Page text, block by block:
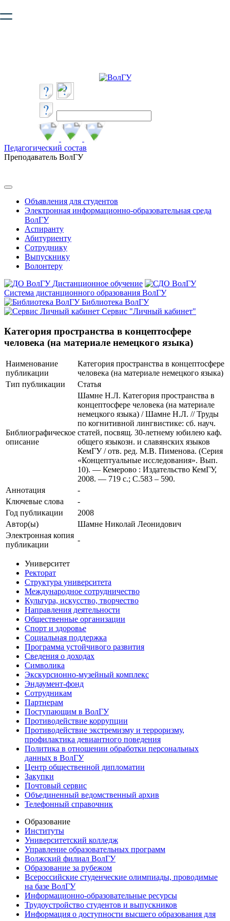
безопасную работу с сайтом. Пожалуйста
Педагогический состав
Преподаватель ВолГУ
Объявления для студентов
Электронная информационно-образовательная среда
ВолГУ
Аспиранту
Абитуриенту
Сотруднику
Выпускнику
Волонтеру
Дистанционное обучение
Система дистанционного образования ВолГУ
Библиотека ВолГУ
Сервис "Личный кабинет"
Категория пространства в концептосфере
человека (на материале немецкого языка)
Наименование
публикации
Категория пространства в концептосфере
человека (на материале немецкого языка)
Тип публикации
Статья
Библиографическое
описание
Шамне Н.Л. Категория пространства в
концептосфере человека (на материале
немецкого языка) / Шамне Н.Л. // Труды
по когнитивной лингвистике: сб. науч.
статей, посвящ. 30-летнему юбилею каф.
общего языкозн. и славянских языков
КемГУ / отв. ред. М.В. Пименова. (Серия
«Концептуальные исследования». Вып.
10). — Кемерово : Издательство КемГУ,
2008. — 719 с.; С.583 – 590.
Аннотация
-
Ключевые cлова
-
Год публикации
2008
Автор(ы)
Шамне Николай Леонидович
Электронная копия
публикации
-
Университет
Ректорат
Структура университета
Международное сотрудничество
Культура, искусство, творчество
Направления деятельности
Общественные организации
Спорт и здоровье
Социальная поддержка
Программа устойчивого развития
Сведения о доходах
Символика
Экскурсионно-музейный комплекс
Эндаумент-фонд
Сотрудникам
Партнерам
Поступающим в ВолГУ
Противодействие коррупции
Противодействие экстремизму и терроризму,
профилактика девиантного поведения
Политика в отношении обработки персональных
данных в ВолГУ
Центр общественной дипломатии
Закупки
Почтовый сервис
Объединенный ведомственный архив
Телефонный справочник
Образование
Институты
Университетский колледж
Управление образовательных программ
Волжский филиал ВолГУ
Образование за рубежом
Всероссийские студенческие олимпиады, проводимые
на базе ВолГУ
Информационно-образовательные ресурсы
Трудоустройство студентов и выпускников
Информация о доступности высшего образования для